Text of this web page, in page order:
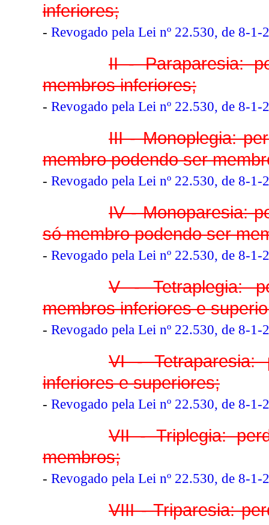
inferiores;
- Revogado pela Lei nº 22.530, de 8-1-
II - Paraparesia:
membros inferiores;
- Revogado pela Lei nº 22.530, de 8-1-
III - Monoplegia:
membro podendo ser
- Revogado pela Lei nº 22.530, de 8-1-
IV - Monoparesia:
só membro podendo ser
- Revogado pela Lei nº 22.530, de 8-1-
V - Tetraplegia:
membros inferiores e
- Revogado pela Lei nº 22.530, de 8-1-
VI - Tetraparesia:
inferiores e superiores;
- Revogado pela Lei nº 22.530, de 8-1-
VII - Triplegia:
membros;
- Revogado pela Lei nº 22.530, de 8-1-
VIII - Triparesia: